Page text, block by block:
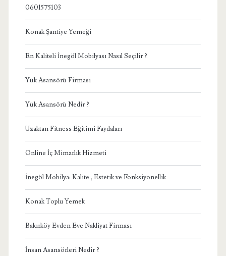
0601575103
Konak Şantiye Yemeği
En Kaliteli İnegöl Mobilyası Nasıl Seçilir ?
Yük Asansörü Firması
Yük Asansörü Nedir ?
Uzaktan Fitness Eğitimi Faydaları
Online İç Mimarlık Hizmeti
İnegöl Mobilya: Kalite , Estetik ve Fonksiyonellik
Konak Toplu Yemek
Bakırköy Evden Eve Nakliyat Firması
İnsan Asansörleri Nedir ?